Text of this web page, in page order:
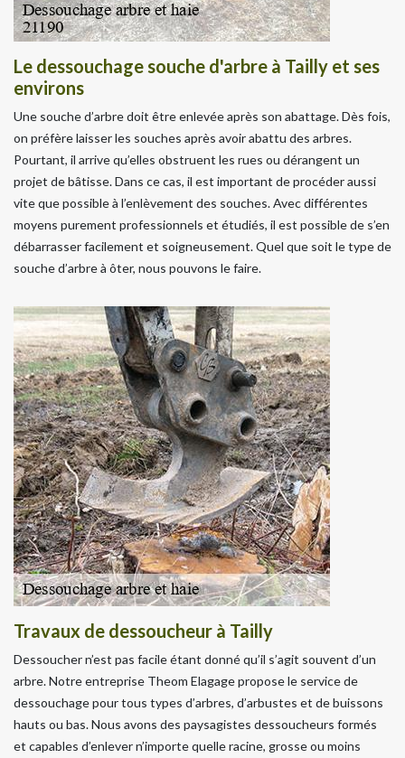
Le dessouchage souche d'arbre à Tailly et ses
environs
Une souche d’arbre doit être enlevée après son abattage. Dès fois,
on préfère laisser les souches après avoir abattu des arbres.
Pourtant, il arrive qu’elles obstruent les rues ou dérangent un
projet de bâtisse. Dans ce cas, il est important de procéder aussi
vite que possible à l’enlèvement des souches. Avec différentes
moyens purement professionnels et étudiés, il est possible de s’en
débarrasser facilement et soigneusement. Quel que soit le type de
souche d’arbre à ôter, nous pouvons le faire.
Travaux de dessoucheur à Tailly
Dessoucher n’est pas facile étant donné qu’il s’agit souvent d’un
arbre. Notre entreprise Theom Elagage propose le service de
dessouchage pour tous types d’arbres, d’arbustes et de buissons
hauts ou bas. Nous avons des paysagistes dessoucheurs formés
et capables d’enlever n’importe quelle racine, grosse ou moins